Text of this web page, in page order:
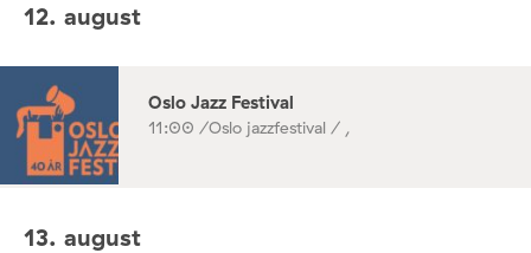
12. august
Oslo Jazz Festival
11:00 /Oslo jazzfestival / ,
13. august